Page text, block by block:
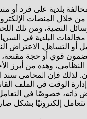
بلدية على فرد أو
خلال المنصات
النصية، ومن تلك
البلدية في
أو التساهل. الاعتراض
قوي أو حجة مقنعة،
وهذه من أبرز
لذلك فإن المحامي سند
الوقت في الملف
ذاته، خصوصًا في
تتعامل إلكترونيًا بشكل